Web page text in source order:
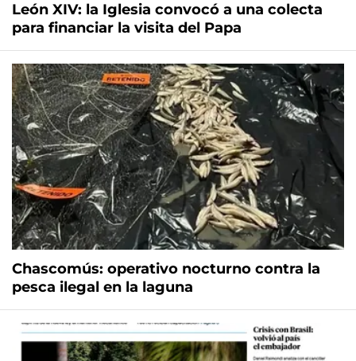
León XIV: la Iglesia convocó a una colecta
para financiar la visita del Papa
Chascomús: operativo nocturno contra la
pesca ilegal en la laguna